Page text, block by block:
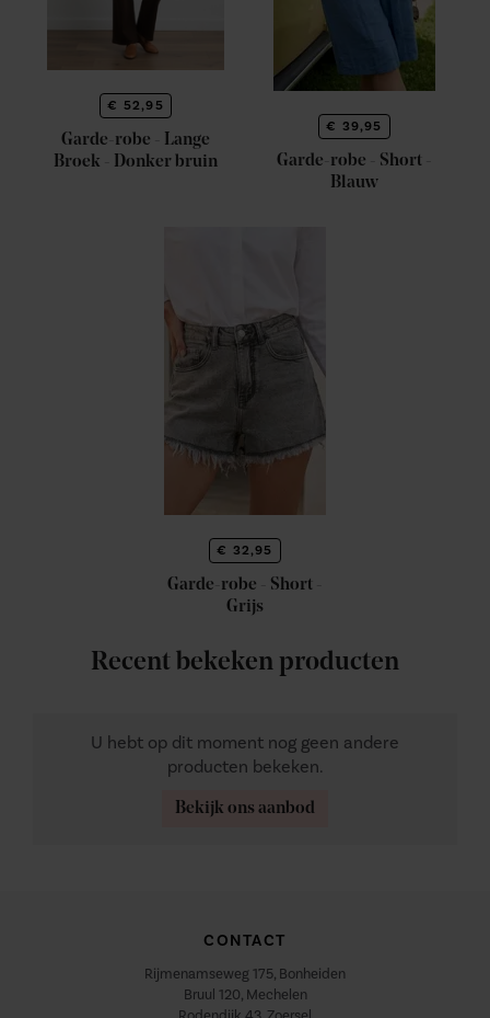
€ 52,95
Garde-robe - Lange
Broek - Donker bruin
€ 39,95
Garde-robe - Short -
Blauw
€ 32,95
Garde-robe - Short -
Grijs
Recent bekeken producten
U hebt op dit moment nog geen andere
producten bekeken.
Bekijk ons aanbod
CONTACT
Rijmenamseweg 175, Bonheiden
Bruul 120, Mechelen